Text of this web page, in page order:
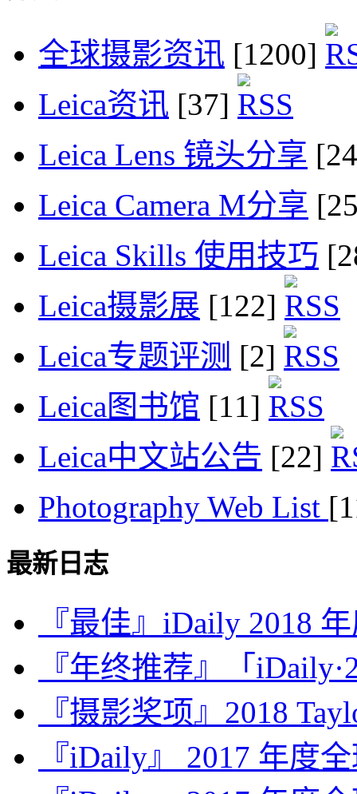
全球摄影资讯 [1200]
Leica资讯 [37]
Leica Lens 镜头分享
Leica Camera M分享
Leica Skills 使用技巧
Leica摄影展 [122]
Leica专题评测 [2]
Leica图书馆 [11]
Leica中文站公告 [22]
Photography Web List
最新日志
『最佳』iDaily 2018
『年终推荐』「
『摄影奖项』2018
『iDaily』 2017 年度